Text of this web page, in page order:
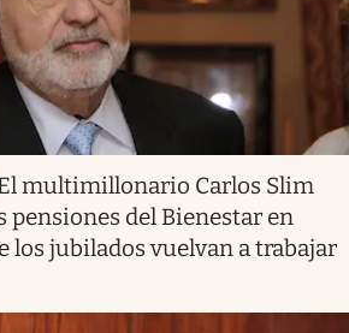
multimillonario Carlos Slim
del Bienestar en
los jubilados vuelvan a trabajar